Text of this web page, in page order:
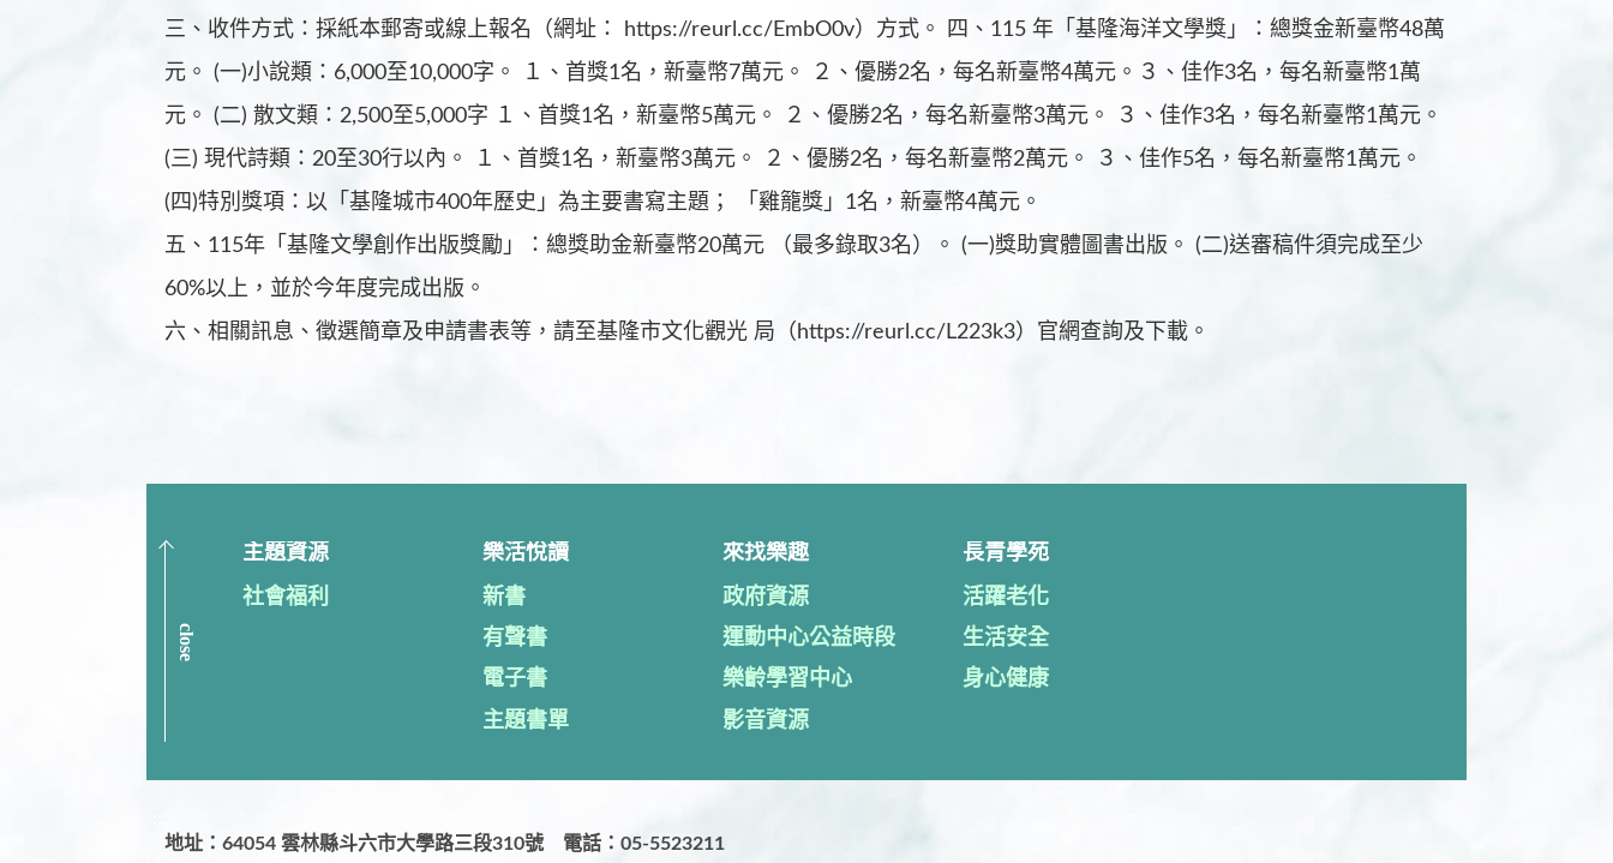
三、收件方式：採紙本郵寄或線上報名（網址： https://reurl.cc/EmbO0v）方式。 四、115 年「基隆海洋文學獎」：總獎金新臺幣48萬
元。 (一)小說類：6,000至10,000字。 １、首獎1名，新臺幣7萬元。 ２、優勝2名，每名新臺幣4萬元。３、佳作3名，每名新臺幣1萬
元。 (二) 散文類：2,500至5,000字 １、首獎1名，新臺幣5萬元。 ２、優勝2名，每名新臺幣3萬元。 ３、佳作3名，每名新臺幣1萬元。
(三) 現代詩類：20至30行以內。 １、首獎1名，新臺幣3萬元。 ２、優勝2名，每名新臺幣2萬元。 ３、佳作5名，每名新臺幣1萬元。
(四)特別獎項：以「基隆城市400年歷史」為主要書寫主題； 「雞籠獎」1名，新臺幣4萬元。
五、115年「基隆文學創作出版獎勵」：總獎助金新臺幣20萬元 （最多錄取3名）。 (一)獎助實體圖書出版。 (二)送審稿件須完成至少
60%以上，並於今年度完成出版。
六、相關訊息、徵選簡章及申請書表等，請至基隆市文化觀光 局（https://reurl.cc/L223k3）官網查詢及下載。
close
主題資源
社會福利
樂活悅讀
新書
有聲書
電子書
主題書單
來找樂趣
政府資源
運動中心公益時段
樂齡學習中心
影音資源
長青學苑
活躍老化
生活安全
身心健康
地址：64054 雲林縣斗六市大學路三段310號 電話：05-5523211